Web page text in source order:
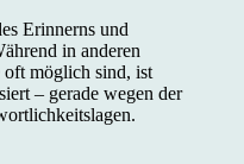
Erinnerns und
in anderen
oft möglich sind, ist
– gerade wegen der